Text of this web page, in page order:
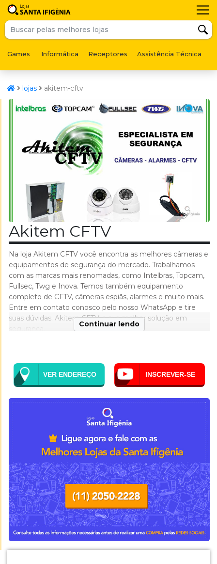
Games Informática Receptores Assistência Técnica
lojas akitem-cftv
Akitem CFTV
Na loja Akitem CFTV você encontra as melhores câmeras e
equipamentos de segurança do mercado. Trabalhamos
com as marcas mais renomadas, como Intelbras, Topcam,
Fullsec, Twg e Inova. Temos também equipamento
completo de CFTV, câmeras espiãs, alarmes e muito mais.
Entre em contato conosco pelo nosso WhatsApp e tire
suas dúvidas. Akitem CFTV, a sua melhor solução em
Continuar lendo
VER ENDEREÇO INSCREVER-SE